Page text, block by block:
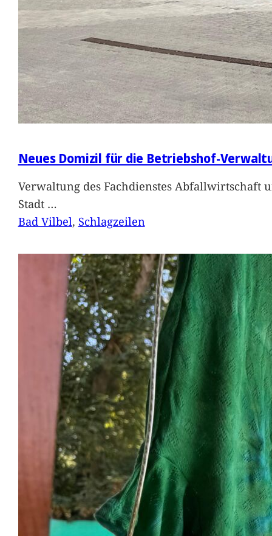
Neues Domizil für die Betriebshof-
Verwaltung des Fachdienstes Abfallwirtschaft
Stadt …
Bad Vilbel, Schlagzeilen